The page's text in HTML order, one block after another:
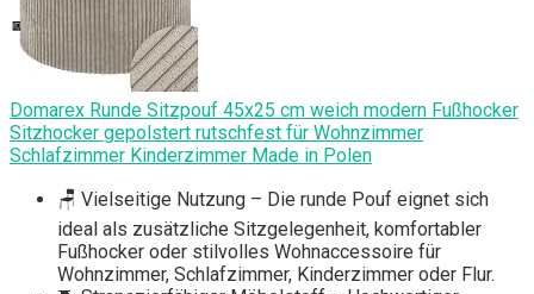
Domarex Runde Sitzpouf 45x25 cm weich modern Fußhocker
Sitzhocker gepolstert rutschfest für Wohnzimmer
Schlafzimmer Kinderzimmer Made in Polen
🪑 Vielseitige Nutzung – Die runde Pouf eignet sich
ideal als zusätzliche Sitzgelegenheit, komfortabler
Fußhocker oder stilvolles Wohnaccessoire für
Wohnzimmer, Schlafzimmer, Kinderzimmer oder Flur.